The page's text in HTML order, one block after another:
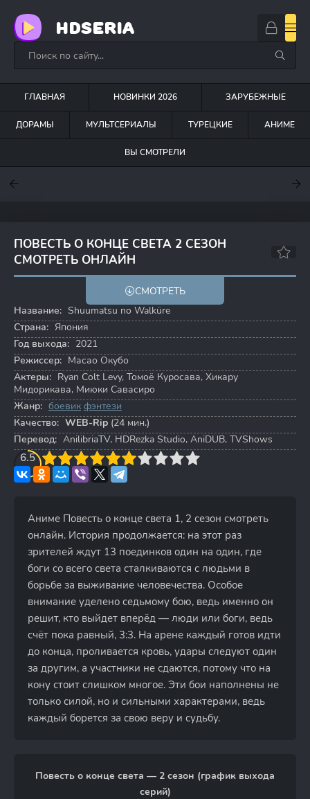
HDSERIA
ГЛАВНАЯ НОВИНКИ 2026 ЗАРУБЕЖНЫЕ
ДОРАМЫ МУЛЬТСЕРИАЛЫ ТУРЕЦКИЕ АНИМЕ
ВЫ СМОТРЕЛИ
ПОВЕСТЬ О КОНЦЕ СВЕТА 2 СЕЗОН
СМОТРЕТЬ ОНЛАЙН
6.5
СМОТРЕТЬ
Название: Shuumatsu no Walküre
Страна: Япония
Год выхода: 2021
Режиссер: Масао Окубо
Актеры: Ryan Colt Levy, Томоё Куросава, Хикару
Мидорикава, Миюки Савасиро
Жанр: боевик фэнтези
Качество: WEB-Rip (24 мин.)
Перевод: AnilibriaTV, HDRezka Studio, AniDUB, TVShows
6.5
4 5 6 7 8 9 10
Аниме Повесть о конце света 1, 2 сезон смотреть
онлайн. История продолжается: на этот раз
зрителей ждут 13 поединков один на один, где
боги со всего света сталкиваются с людьми в
борьбе за выживание человечества. Особое
внимание уделено седьмому бою, ведь именно он
решит, кто выйдет вперёд — люди или боги, ведь
счёт пока равный, 3:3. На арене каждый готов идти
до конца, проливается кровь, удары следуют один
за другим, а участники не сдаются, потому что на
кону стоит слишком многое. Эти бои наполнены не
только силой, но и сильными характерами, ведь
каждый борется за свою веру и судьбу.
Повесть о конце света — 2 сезон (график выхода
серий)